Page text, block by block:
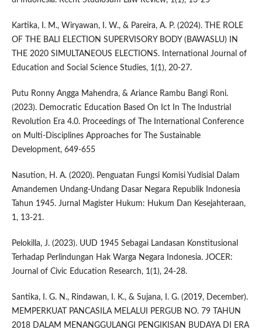
Kartika, I. M., Wiryawan, I. W., & Pareira, A. P. (2024). THE ROLE
OF THE BALI ELECTION SUPERVISORY BODY (BAWASLU) IN
THE 2020 SIMULTANEOUS ELECTIONS. International Journal of
Education and Social Science Studies, 1(1), 20-27.
Putu Ronny Angga Mahendra, & Ariance Rambu Bangi Roni.
(2023). Democratic Education Based On Ict In The Industrial
Revolution Era 4.0. Proceedings of The International Conference
on Multi-Disciplines Approaches for The Sustainable
Development, 649-655
Nasution, H. A. (2020). Penguatan Fungsi Komisi Yudisial Dalam
Amandemen Undang-Undang Dasar Negara Republik Indonesia
Tahun 1945. Jurnal Magister Hukum: Hukum Dan Kesejahteraan,
1, 13-21.
Pelokilla, J. (2023). UUD 1945 Sebagai Landasan Konstitusional
Terhadap Perlindungan Hak Warga Negara Indonesia. JOCER:
Journal of Civic Education Research, 1(1), 24-28.
Santika, I. G. N., Rindawan, I. K., & Sujana, I. G. (2019, December).
MEMPERKUAT PANCASILA MELALUI PERGUB NO. 79 TAHUN
2018 DALAM MENANGGULANGI PENGIKISAN BUDAYA DI ERA